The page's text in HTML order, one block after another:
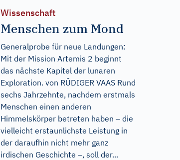
Wissenschaft
Menschen zum Mond
Generalprobe für neue Landungen:
Mit der Mission Artemis 2 beginnt
das nächste Kapitel der lunaren
Exploration. von RÜDIGER VAAS Rund
sechs Jahrzehnte, nachdem erstmals
Menschen einen anderen
Himmelskörper betreten haben – die
vielleicht erstaunlichste Leistung in
der daraufhin nicht mehr ganz
irdischen Geschichte –, soll der...